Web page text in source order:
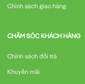
Chính sách giao hàng
CHĂM SÓC KHÁCH HÀNG
Chính sách đổi trả
Khuyến mãi